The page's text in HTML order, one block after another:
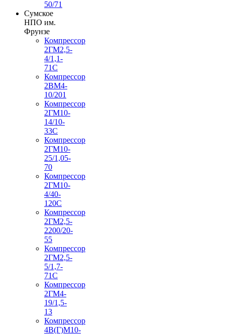
50/71
Сумское
НПО им.
Фрунзе
Компрессор
2ГМ2,5-
4/1,1-
71С
Компрессор
2ВМ4-
10/201
Компрессор
2ГМ10-
14/10-
33С
Компрессор
2ГМ10-
25/1,05-
70
Компрессор
2ГМ10-
4/40-
120С
Компрессор
2ГМ2,5-
2200/20-
55
Компрессор
2ГМ2,5-
5/1,7-
71С
Компрессор
2ГМ4-
19/1,5-
13
Компрессор
4В(Г)М10-